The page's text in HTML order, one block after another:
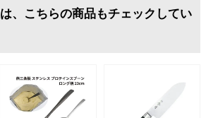
、こちらの商品もチェックしてい